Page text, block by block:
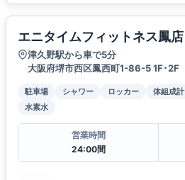
エニタイムフィットネス鳳店
津久野駅から車で5分
大阪府堺市西区鳳西町1-86-5 1F･2F
駐車場 シャワー ロッカー 体組成計
水素水
営業時間
24:00間